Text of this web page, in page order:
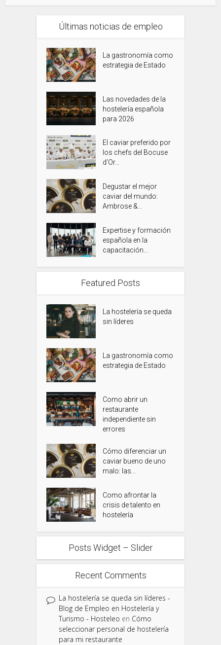
Últimas noticias de empleo
La gastronomía como
estrategia de Estado
Las novedades de la
hostelería española
para 2026
El caviar preferido por
los chefs del Bocuse
d’Or...
Degustar el mejor
caviar del mundo:
Ambrose &...
Expertise y formación
española en la
capacitación...
Featured Posts
La hostelería se queda
sin líderes
La gastronomía como
estrategia de Estado
Como abrir un
restaurante
independiente sin
errores
Cómo diferenciar un
caviar bueno de uno
malo: las...
Como afrontar la
crisis de talento en
hostelería
Posts Widget – Slider
Recent Comments
La hostelería se queda sin líderes -
Blog de Empleo en Hostelería y
Turismo - Hosteleo en Cómo
seleccionar personal de hostelería
para mi restaurante